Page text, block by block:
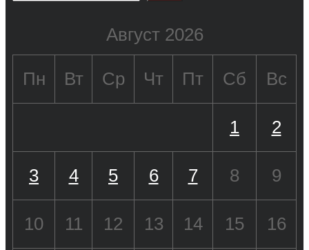
Август 2026
Пн Вт Ср Чт Пт Сб Вс
1 2
3 4 5 6 7 8 9
10 11 12 13 14 15 16